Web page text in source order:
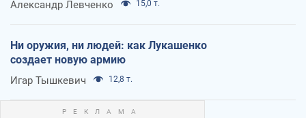
Александр Левченко 15,0 т.
Ни оружия, ни людей: как Лукашенко
создает новую армию
Игар Тышкевич 12,8 т.